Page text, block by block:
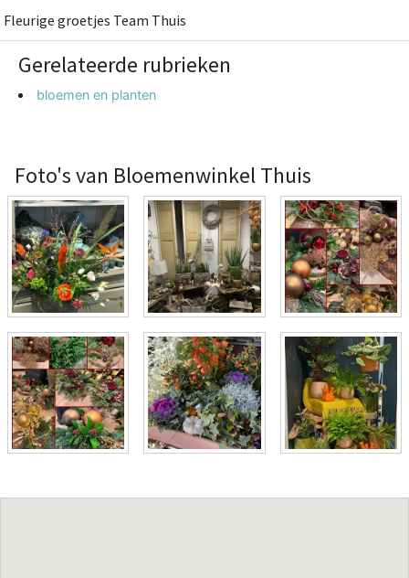
Fleurige groetjes Team Thuis
Gerelateerde rubrieken
bloemen en planten
Foto's van Bloemenwinkel Thuis